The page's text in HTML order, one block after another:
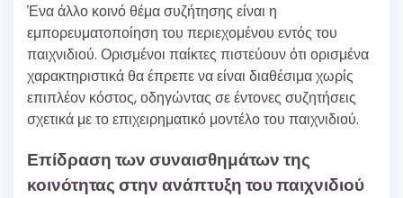
Ένα άλλο κοινό θέμα συζήτησης είναι η
εμπορευματοποίηση του περιεχομένου εντός του
παιχνιδιού. Ορισμένοι παίκτες πιστεύουν ότι ορισμένα
χαρακτηριστικά θα έπρεπε να είναι διαθέσιμα χωρίς
επιπλέον κόστος, οδηγώντας σε έντονες συζητήσεις
σχετικά με το επιχειρηματικό μοντέλο του παιχνιδιού.
Επίδραση των συναισθημάτων της
κοινότητας στην ανάπτυξη του παιχνιδιού